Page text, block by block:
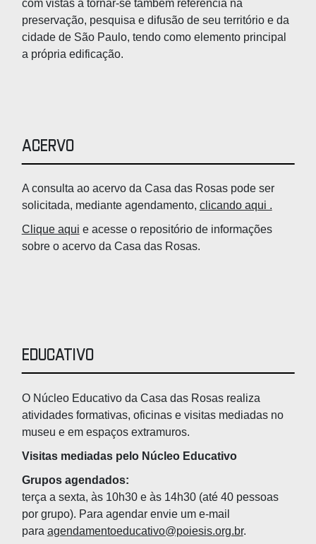
com vistas a tornar-se também referência na
preservação, pesquisa e difusão de seu território e da
cidade de São Paulo, tendo como elemento principal
a própria edificação.
Acervo
A consulta ao acervo da Casa das Rosas pode ser
solicitada, mediante agendamento, clicando aqui .
Clique aqui e acesse o repositório de informações
sobre o acervo da Casa das Rosas.
Educativo
O Núcleo Educativo da Casa das Rosas realiza
atividades formativas, oficinas e visitas mediadas no
museu e em espaços extramuros.
Visitas mediadas pelo Núcleo Educativo
Grupos agendados:
terça a sexta, às 10h30 e às 14h30 (até 40 pessoas
por grupo). Para agendar envie um e-mail
para agendamentoeducativo@poiesis.org.br.